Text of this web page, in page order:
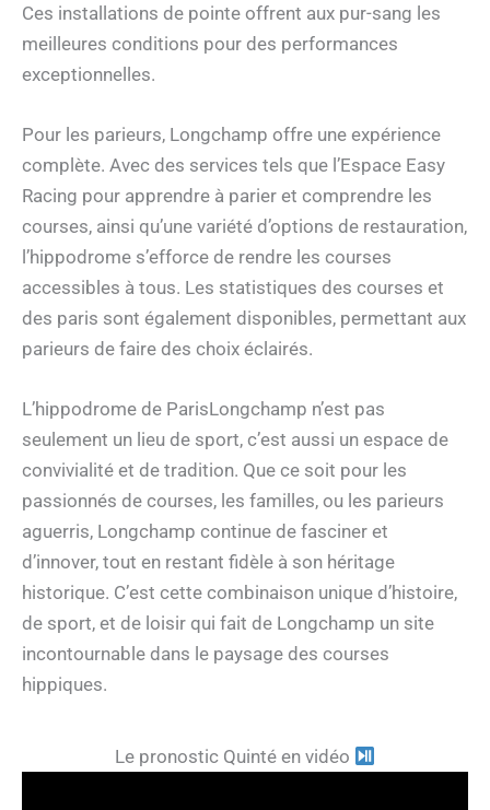
Ces installations de pointe offrent aux pur-sang les
meilleures conditions pour des performances
exceptionnelles.
Pour les parieurs, Longchamp offre une expérience
complète. Avec des services tels que l’Espace Easy
Racing pour apprendre à parier et comprendre les
courses, ainsi qu’une variété d’options de restauration,
l’hippodrome s’efforce de rendre les courses
accessibles à tous. Les statistiques des courses et
des paris sont également disponibles, permettant aux
parieurs de faire des choix éclairés.
L’hippodrome de ParisLongchamp n’est pas
seulement un lieu de sport, c’est aussi un espace de
convivialité et de tradition. Que ce soit pour les
passionnés de courses, les familles, ou les parieurs
aguerris, Longchamp continue de fasciner et
d’innover, tout en restant fidèle à son héritage
historique. C’est cette combinaison unique d’histoire,
de sport, et de loisir qui fait de Longchamp un site
incontournable dans le paysage des courses
hippiques.
Le pronostic Quinté en vidéo